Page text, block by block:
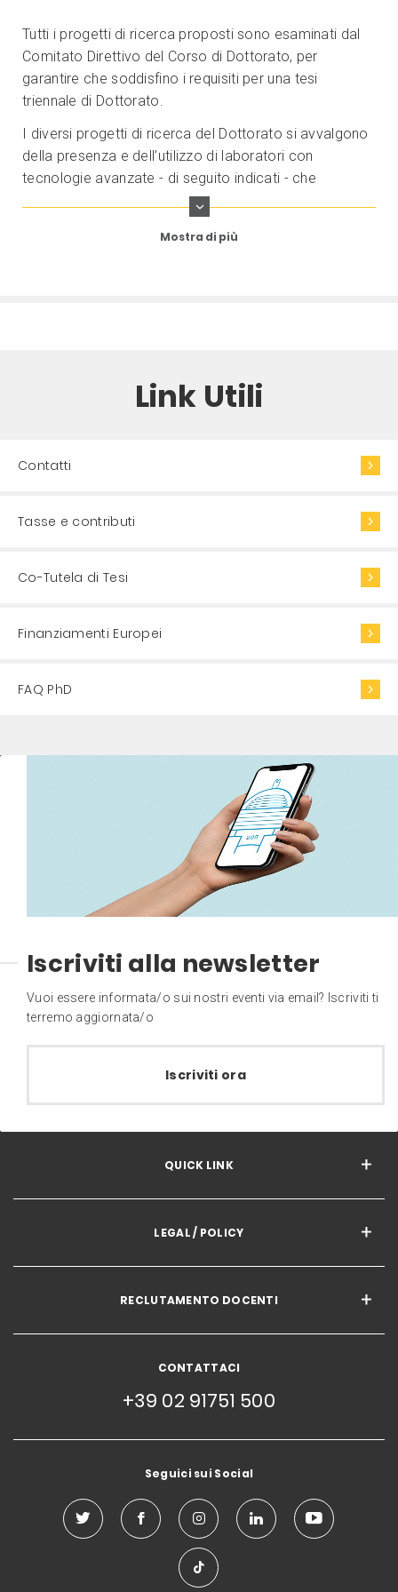
Tutti i progetti di ricerca proposti sono esaminati dal
Comitato Direttivo del Corso di Dottorato, per
garantire che soddisfino i requisiti per una tesi
triennale di Dottorato.
I diversi progetti di ricerca del Dottorato si avvalgono
della presenza e dell’utilizzo di laboratori con
tecnologie avanzate - di seguito indicati - che
consentono ai Dottorandi una ricerca di alto livello
nell’ambito dei singoli progetti.
Mostra di più
Link Utili
Contatti
Tasse e contributi
Co-Tutela di Tesi
Finanziamenti Europei
FAQ PhD
Iscriviti alla newsletter
Vuoi essere informata/o sui nostri eventi via email? Iscriviti ti
terremo aggiornata/o
Iscriviti ora
QUICK LINK
LEGAL / POLICY
RECLUTAMENTO DOCENTI
CONTATTACI
+39 02 91751 500
Seguici sui Social